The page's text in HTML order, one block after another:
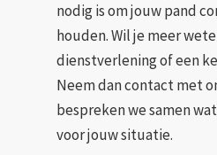
nodig is om jouw pand
houden. Wil je meer
dienstverlening of een
Neem dan contact met
bespreken we samen
voor jouw situatie.